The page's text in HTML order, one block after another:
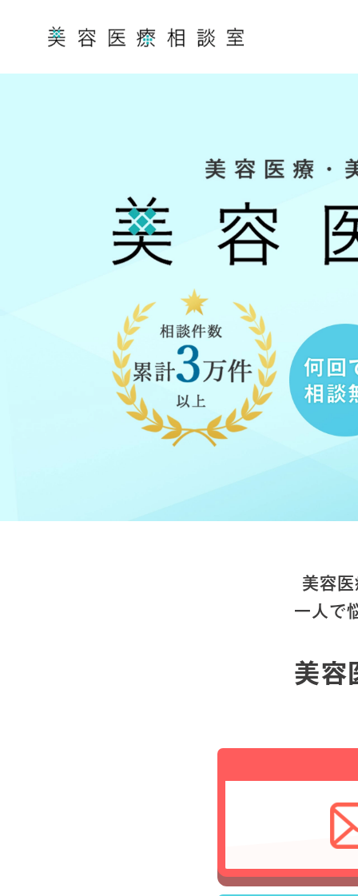
美容
一人で
美容